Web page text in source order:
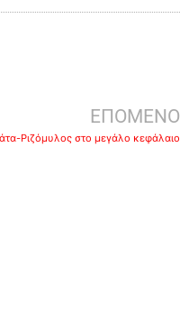
ΕΠΟΜΕΝΟ
Ριζόμυλος στο μεγάλο κεφάλαιο